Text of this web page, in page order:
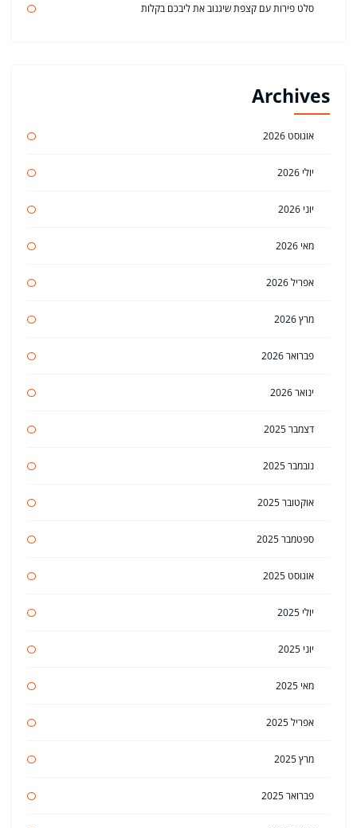
סלט פירות עם קצפת שיגנוב את ליבכם בקלות
Archives
אוגוסט 2026
יולי 2026
יוני 2026
מאי 2026
אפריל 2026
מרץ 2026
פברואר 2026
ינואר 2026
דצמבר 2025
נובמבר 2025
אוקטובר 2025
ספטמבר 2025
אוגוסט 2025
יולי 2025
יוני 2025
מאי 2025
אפריל 2025
מרץ 2025
פברואר 2025